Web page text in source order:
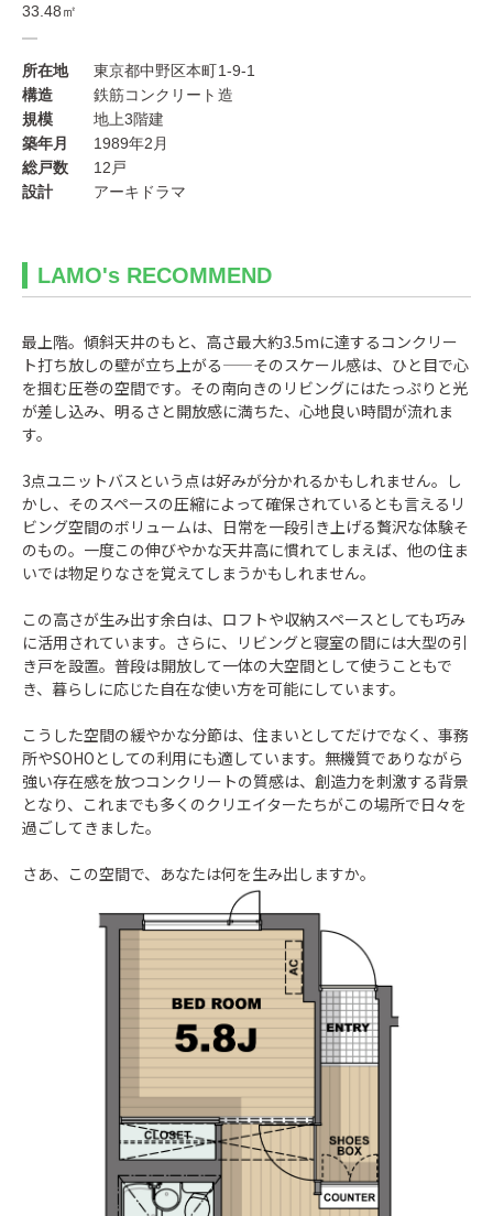
33.48㎡
所在地
東京都中野区本町1-9-1
構造
鉄筋コンクリート造
規模
地上3階建
築年月
1989年2月
総戸数
12戸
設計
アーキドラマ
LAMO's RECOMMEND
最上階。傾斜天井のもと、高さ最大約3.5mに達するコンクリー
ト打ち放しの壁が立ち上がる——そのスケール感は、ひと目で心
を掴む圧巻の空間です。その南向きのリビングにはたっぷりと光
が差し込み、明るさと開放感に満ちた、心地良い時間が流れま
す。
3点ユニットバスという点は好みが分かれるかもしれません。し
かし、そのスペースの圧縮によって確保されているとも言えるリ
ビング空間のボリュームは、日常を一段引き上げる贅沢な体験そ
のもの。一度この伸びやかな天井高に慣れてしまえば、他の住ま
いでは物足りなさを覚えてしまうかもしれません。
この高さが生み出す余白は、ロフトや収納スペースとしても巧み
に活用されています。さらに、リビングと寝室の間には大型の引
き戸を設置。普段は開放して一体の大空間として使うこともで
き、暮らしに応じた自在な使い方を可能にしています。
こうした空間の緩やかな分節は、住まいとしてだけでなく、事務
所やSOHOとしての利用にも適しています。無機質でありながら
強い存在感を放つコンクリートの質感は、創造力を刺激する背景
となり、これまでも多くのクリエイターたちがこの場所で日々を
過ごしてきました。
さあ、この空間で、あなたは何を生み出しますか。